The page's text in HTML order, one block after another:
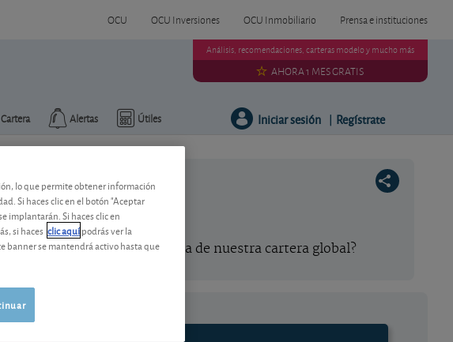
OCU OCU Inversiones OCU Inmobiliario Prensa e instituciones
Útiles
Alertas
Análisis, recomendaciones, carteras modelo y mucho más
AHORA 1 MES GRATIS
Iniciar sesión | Regístrate
hora?
norteamericana tras sacarla de nuestra cartera global?
lo que permite obtener información
Si haces clic en el botón "Aceptar
implantarán. Si haces clic en
si haces clic aquípodrás ver la
banner se mantendrá activo hasta que